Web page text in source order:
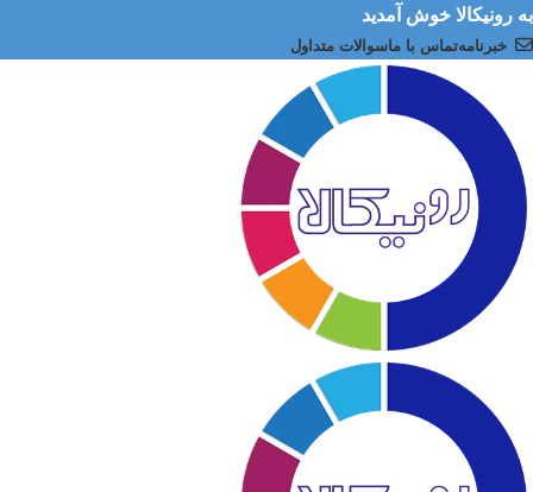
به رونیکالا خوش آمدید
خبرنامهتماس با ماسوالات متداول